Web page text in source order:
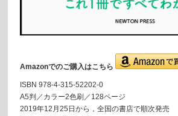
Amazonでのご購入はこちら
ISBN 978-4-315-52202-0
A5判／カラー2色刷／128ページ
2019年12月25日から，全国の書店で順次発売